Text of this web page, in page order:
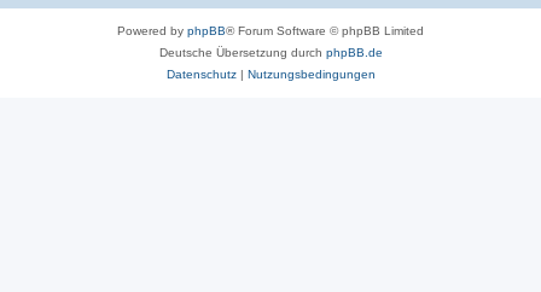
Powered by phpBB® Forum Software © phpBB Limited
Deutsche Übersetzung durch phpBB.de
Datenschutz| Nutzungsbedingungen